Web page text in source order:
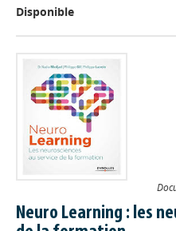
Disponible
Neuro Learning : les